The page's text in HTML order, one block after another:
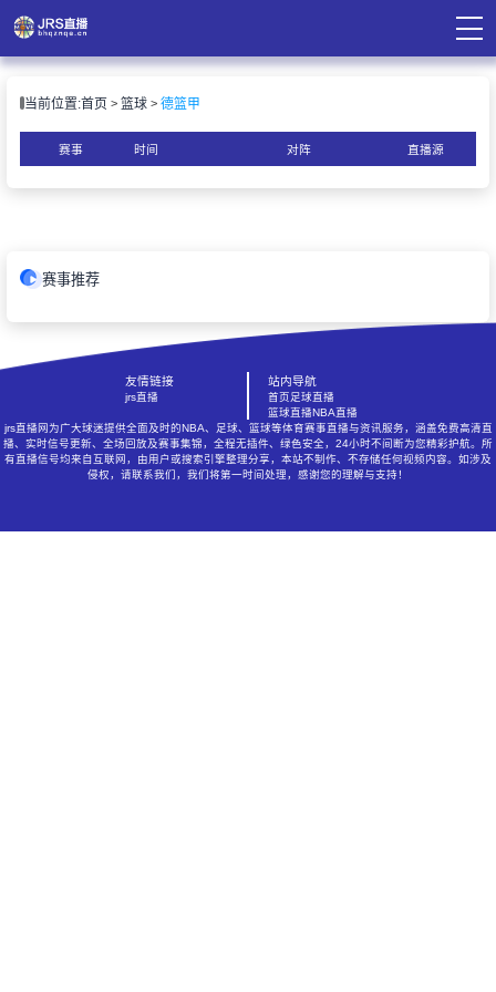
播
播
当前位置:首页 篮球 德篮甲
赛事 时间 对阵 直播源
赛事推荐
友情链接
jrs直播
站内导航
首页足球直播
篮球直播NBA直播
jrs直播网为广大球迷提供全面及时的NBA、足球、篮球等体育赛事直播与资讯服务，涵盖免费高清直
播、实时信号更新、全场回放及赛事集锦，全程无插件、绿色安全，24小时不间断为您精彩护航。所
有直播信号均来自互联网，由用户或搜索引擎整理分享，本站不制作、不存储任何视频内容。如涉及
侵权，请联系我们，我们将第一时间处理，感谢您的理解与支持！